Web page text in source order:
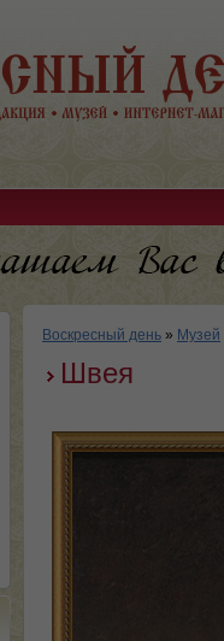
Воскресный день » Музей
Швея